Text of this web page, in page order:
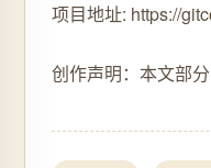
项目地址: https://
创作声明：本文部